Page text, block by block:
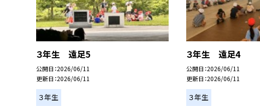
３年生 遠足5
公開日 2026/06/11
更新日 2026/06/11
３年生
３年生 遠足4
公開日 2026/06/11
更新日 2026/06/11
３年生